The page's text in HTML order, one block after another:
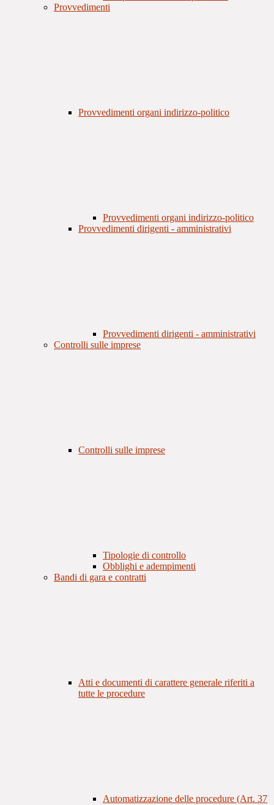
Provvedimenti
Provvedimenti organi indirizzo-politico
Provvedimenti organi indirizzo-politico
Provvedimenti dirigenti - amministrativi
Provvedimenti dirigenti - amministrativi
Controlli sulle imprese
Controlli sulle imprese
Tipologie di controllo
Obblighi e adempimenti
Bandi di gara e contratti
Atti e documenti di carattere generale riferiti a
tutte le procedure
Automatizzazione delle procedure (Art. 37